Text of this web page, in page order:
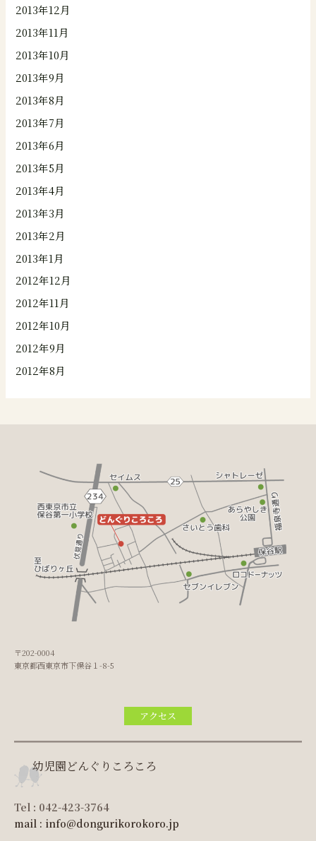
2013年12月
2013年11月
2013年10月
2013年9月
2013年8月
2013年7月
2013年6月
2013年5月
2013年4月
2013年3月
2013年2月
2013年1月
2012年12月
2012年11月
2012年10月
2012年9月
2012年8月
〒202-0004
東京都西東京市下保谷１-8-5
アクセス
幼児園どんぐりころころ
Tel : 042-423-3764
mail : info@dongurikorokoro.jp